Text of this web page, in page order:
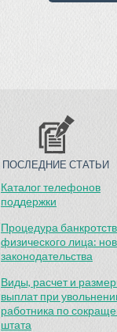
ПОСЛЕДНИЕ СТАТЬИ
Каталог телефонов
поддержки
Процедура
физического лица:
законодательства
Виды, расчет и
выплат при
работника по
штата